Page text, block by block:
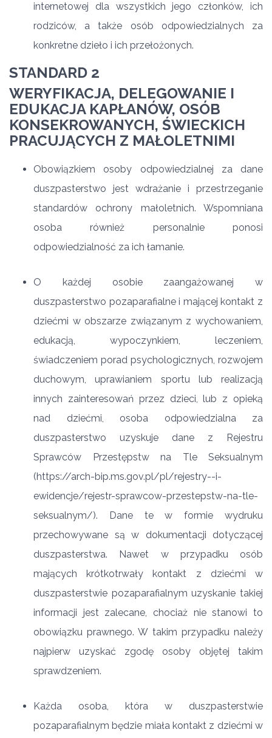
internetowej dla wszystkich jego członków, ich
rodziców, a także osób odpowiedzialnych za
konkretne dzieło i ich przełożonych.
STANDARD 2
WERYFIKACJA, DELEGOWANIE I
EDUKACJA KAPŁANÓW, OSÓB
KONSEKROWANYCH, ŚWIECKICH
PRACUJĄCYCH Z MAŁOLETNIMI
Obowiązkiem osoby odpowiedzialnej za dane
duszpasterstwo jest wdrażanie i przestrzeganie
standardów ochrony małoletnich. Wspomniana
osoba również personalnie ponosi
odpowiedzialność za ich łamanie.
O każdej osobie zaangażowanej w
duszpasterstwo pozaparafialne i mającej kontakt z
dziećmi w obszarze związanym z wychowaniem,
edukacją, wypoczynkiem, leczeniem,
świadczeniem porad psychologicznych, rozwojem
duchowym, uprawianiem sportu lub realizacją
innych zainteresowań przez dzieci, lub z opieką
nad dziećmi, osoba odpowiedzialna za
duszpasterstwo uzyskuje dane z Rejestru
Sprawców Przestępstw na Tle Seksualnym
(https://arch-bip.ms.gov.pl/pl/rejestry--i-
ewidencje/rejestr-sprawcow-przestepstw-na-tle-
seksualnym/). Dane te w formie wydruku
przechowywane są w dokumentacji dotyczącej
duszpasterstwa. Nawet w przypadku osób
mających krótkotrwały kontakt z dziećmi w
duszpasterstwie pozaparafialnym uzyskanie takiej
informacji jest zalecane, chociaż nie stanowi to
obowiązku prawnego. W takim przypadku należy
najpierw uzyskać zgodę osoby objętej takim
sprawdzeniem.
Każda osoba, która w duszpasterstwie
pozaparafialnym będzie miała kontakt z dziećmi w